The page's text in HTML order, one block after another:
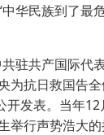
华民族到了最
共产国际代
为抗日救国告
开发表。当年
举行声势浩大